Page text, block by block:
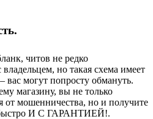
читов не редко
но такая схема имеет
могут попросту обмануть.
магазину, вы не только
от мошенничества, но и получите
быстро И С ГАРАНТИЕЙ!.